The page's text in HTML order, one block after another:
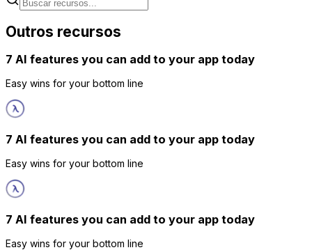
Outros recursos
7 AI features you can add to your app today
Easy wins for your bottom line
7 AI features you can add to your app today
Easy wins for your bottom line
7 AI features you can add to your app today
Easy wins for your bottom line